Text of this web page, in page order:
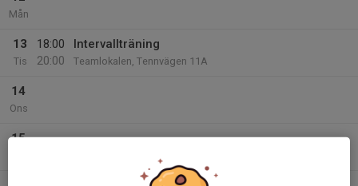
Mån
13
Tis
18:00
20:00
Intervallträning
Teamlokalen, Tennvägen 11A
14
Ons
15